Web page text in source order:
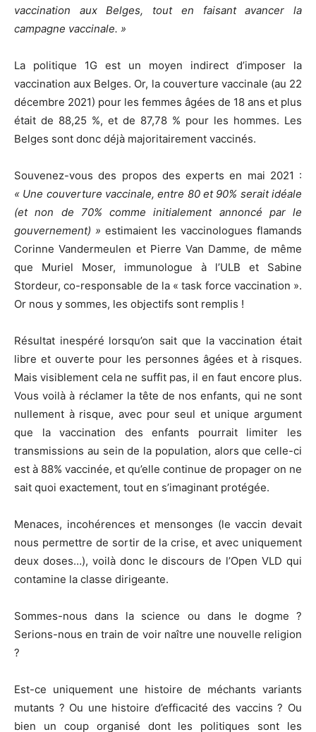
vaccination aux Belges, tout en faisant avancer la
campagne vaccinale. »
La politique 1G est un moyen indirect d’imposer la
vaccination aux Belges. Or, la couverture vaccinale (au 22
décembre 2021) pour les femmes âgées de 18 ans et plus
était de 88,25 %, et de 87,78 % pour les hommes. Les
Belges sont donc déjà majoritairement vaccinés.
Souvenez-vous des propos des experts en mai 2021 :
« Une couverture vaccinale, entre 80 et 90% serait idéale
(et non de 70% comme initialement annoncé par le
gouvernement) » estimaient les vaccinologues flamands
Corinne Vandermeulen et Pierre Van Damme, de même
que Muriel Moser, immunologue à l’ULB et Sabine
Stordeur, co-responsable de la « task force vaccination ».
Or nous y sommes, les objectifs sont remplis !
Résultat inespéré lorsqu’on sait que la vaccination était
libre et ouverte pour les personnes âgées et à risques.
Mais visiblement cela ne suffit pas, il en faut encore plus.
Vous voilà à réclamer la tête de nos enfants, qui ne sont
nullement à risque, avec pour seul et unique argument
que la vaccination des enfants pourrait limiter les
transmissions au sein de la population, alors que celle-ci
est à 88% vaccinée, et qu’elle continue de propager on ne
sait quoi exactement, tout en s’imaginant protégée.
Menaces, incohérences et mensonges (le vaccin devait
nous permettre de sortir de la crise, et avec uniquement
deux doses…), voilà donc le discours de l’Open VLD qui
contamine la classe dirigeante.
Sommes-nous dans la science ou dans le dogme ?
Serions-nous en train de voir naître une nouvelle religion
?
Est-ce uniquement une histoire de méchants variants
mutants ? Ou une histoire d’efficacité des vaccins ? Ou
bien un coup organisé dont les politiques sont les